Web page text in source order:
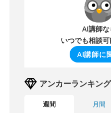
AI講師な
いつでも相談可
AI講師に
アンカーランキング
週間 月間